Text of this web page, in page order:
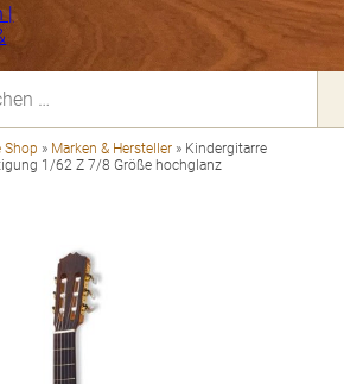
Shop » Marken & Hersteller » Kindergitarre
1/62 Z 7/8 Größe hochglanz